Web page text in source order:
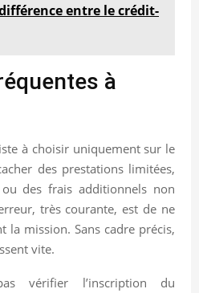
entre le crédit-
à
à choisir uniquement sur le
des prestations limitées,
des frais additionnels non
très courante, est de ne
la mission. Sans cadre précis,
vite.
vérifier l’inscription du